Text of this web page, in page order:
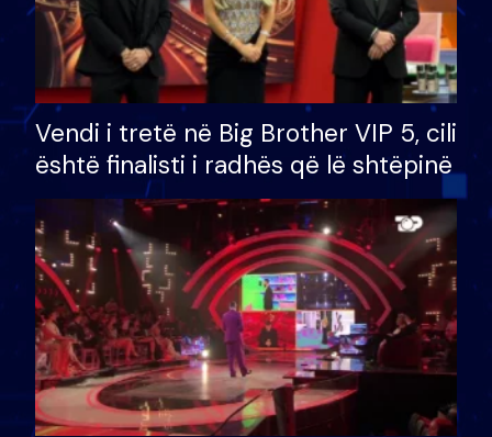
Vendi i tretë në Big Brother VIP 5, cili
është finalisti i radhës që lë shtëpinë